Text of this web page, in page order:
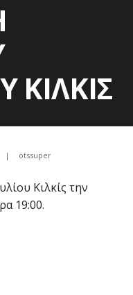
ΚΙΛΚΙΣ
| otssuper
Κιλκίς την
19:00.